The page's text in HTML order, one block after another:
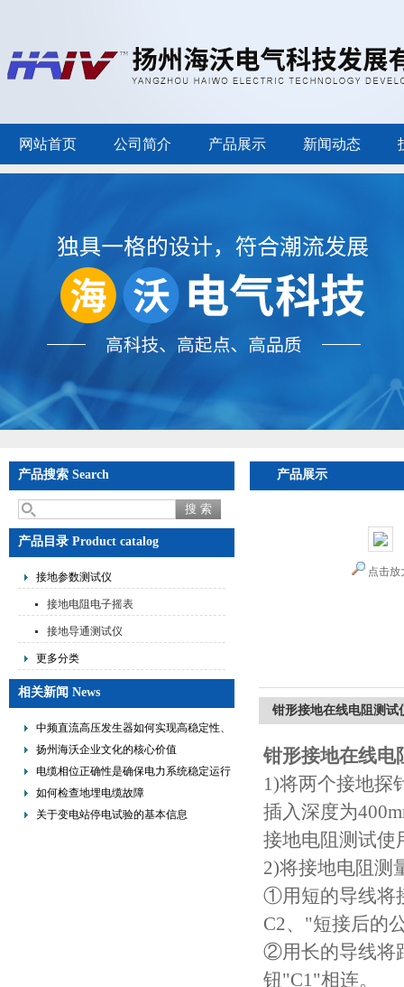
网站首页 公司简介 产品展示 新闻动态
产品搜索 Search
产品目录 Product catalog
接地参数测试仪
接地电阻电子摇表
接地导通测试仪
更多分类
相关新闻 News
中频直流高压发生器如何实现高稳定性、
低纹波与便携式设计？
扬州海沃企业文化的核心价值
电缆相位正确性是确保电力系统稳定运行
的重要措施
如何检查地埋电缆故障
关于变电站停电试验的基本信息
产品展示
点击放
钳形接地在线电阻测试
钳形接地在线电
1)将两个接地探
插入深度为
接地电阻测试使
2)将接地电阻测
①用短的导线将
C2、"短接后的
②用长的导线将
钮"C1"相连。